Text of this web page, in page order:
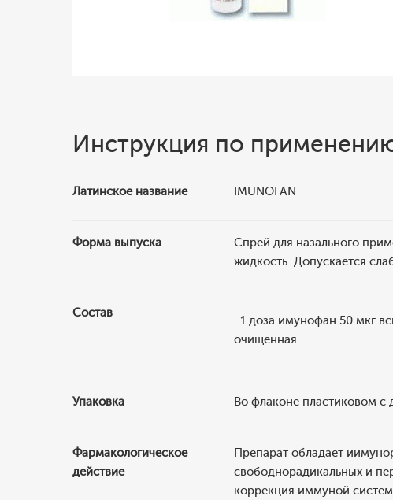
Инструкция по
Латинское название IMUNOFAN
Форма выпуска
Спрей для назального
жидкость. Допускается
Состав
1 доза имунофан 50 мкг
очищенная
Упаковка Во флаконе пластиковом с
Фармакологическое
действие
Препарат обладает
свободнорадикальных и
коррекция иммуной